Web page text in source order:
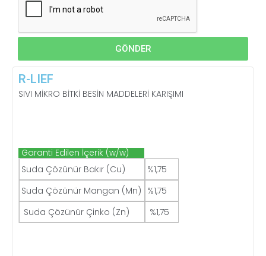
GÖNDER
R-LIEF
SIVI MİKRO BİTKİ BESİN MADDELERİ KARIŞIMI
Garanti Edilen İçerik (w/w)
Suda Çözünür Bakır (Cu)
%1,75
Suda Çözünür Mangan (Mn) %1,75
Suda Çözünür Çinko (Zn)
%1,75